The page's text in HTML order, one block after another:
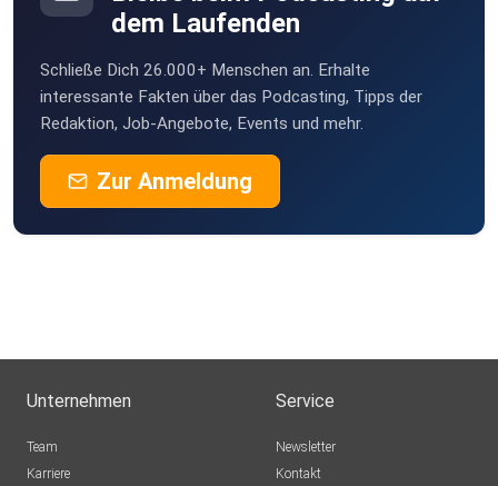
dem Laufenden
Schließe Dich 26.000+ Menschen an. Erhalte
interessante Fakten über das Podcasting, Tipps der
Redaktion, Job-Angebote, Events und mehr.
Zur Anmeldung
Unternehmen
Team
Karriere
Service
Newsletter
Kontakt